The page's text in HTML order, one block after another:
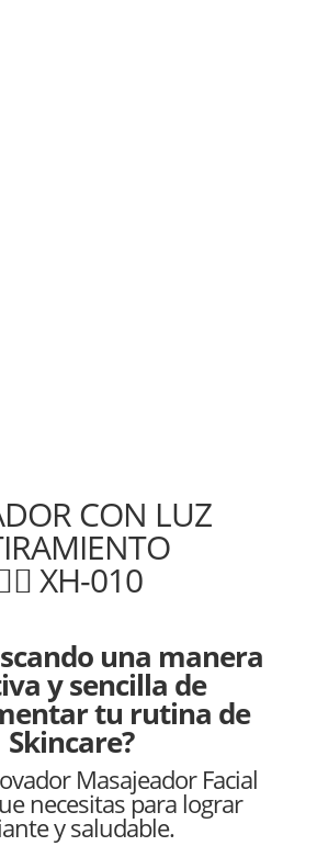
CON LUZ
XH-010
una manera
y sencilla de
tu rutina de
Skincare?
Masajeador Facial
necesitas para lograr
y saludable.